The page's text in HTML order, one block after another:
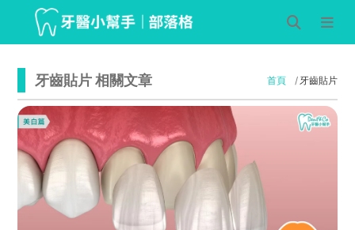
牙齒貼片 相關文章 首頁 牙齒貼片